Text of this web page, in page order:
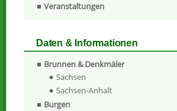
Veranstaltungen
Daten & Informationen
Brunnen & Denkmäler
Sachsen
Sachsen-Anhalt
Burgen